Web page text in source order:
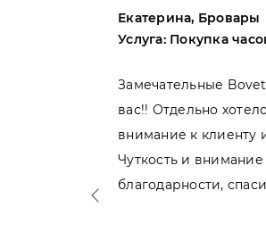
Екатерина, Бровары
Услуга: Покупка
Замечательные
вас!! Отдельно
внимание к клиенту
Чуткость и
благодарности,